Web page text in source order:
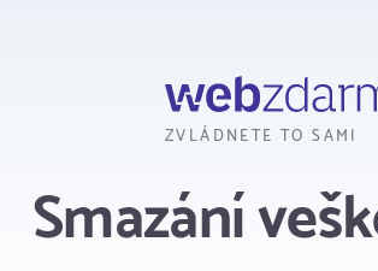
ZVLÁDNETE TO SAMI
Smazání